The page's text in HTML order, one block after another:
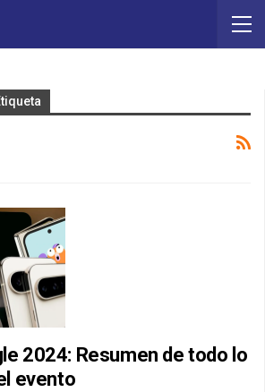
2024: Resumen de todo lo
evento